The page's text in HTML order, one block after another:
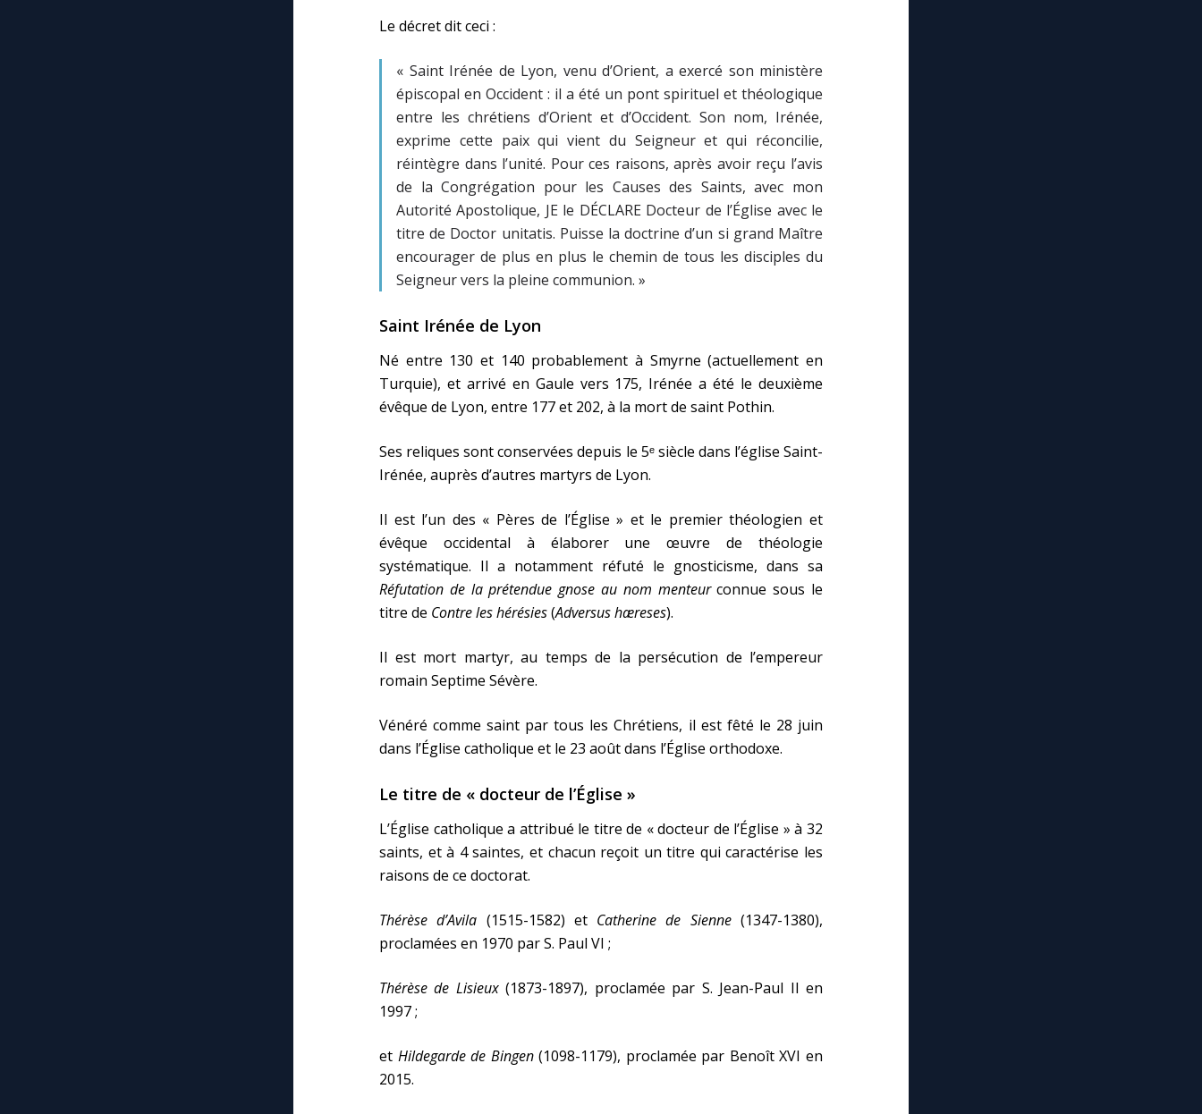
Le décret dit ceci :
« Saint Irénée de Lyon, venu d’Orient, a exercé son ministère
épiscopal en Occident : il a été un pont spirituel et théologique
entre les chrétiens d’Orient et d’Occident. Son nom, Irénée,
exprime cette paix qui vient du Seigneur et qui réconcilie,
réintègre dans l’unité. Pour ces raisons, après avoir reçu l’avis
de la Congrégation pour les Causes des Saints, avec mon
Autorité Apostolique, JE le DÉCLARE Docteur de l’Église avec le
titre de Doctor unitatis. Puisse la doctrine d’un si grand Maître
encourager de plus en plus le chemin de tous les disciples du
Seigneur vers la pleine communion. »
Saint Irénée de Lyon
Né entre 130 et 140 probablement à Smyrne (actuellement en
Turquie), et arrivé en Gaule vers 175, Irénée a été le deuxième
évêque de Lyon, entre 177 et 202, à la mort de saint Pothin.
Ses reliques sont conservées depuis le 5ᵉ siècle dans l’église Saint-
Irénée, auprès d’autres martyrs de Lyon.
Il est l’un des « Pères de l’Église » et le premier théologien et
évêque occidental à élaborer une œuvre de théologie
systématique. Il a notamment réfuté le gnosticisme, dans sa
Réfutation de la prétendue gnose au nom menteurconnue sous le
titre de Contre les hérésies(Adversus hæreses).
Il est mort martyr, au temps de la persécution de l’empereur
romain Septime Sévère.
Vénéré comme saint par tous les Chrétiens, il est fêté le 28 juin
dans l’Église catholique et le 23 août dans l’Église orthodoxe.
Le titre de « docteur de l’Église »
L’Église catholique a attribué le titre de « docteur de l’Église » à 32
saints, et à 4 saintes, et chacun reçoit un titre qui caractérise les
raisons de ce doctorat.
Thérèse d’Avila (1515-1582) et Catherine de Sienne(1347-1380),
proclamées en 1970 par S. Paul VI ;
Thérèse de Lisieux(1873-1897), proclamée par S. Jean-Paul II en
1997 ;
et Hildegarde de Bingen(1098-1179), proclamée par Benoît XVI en
2015.